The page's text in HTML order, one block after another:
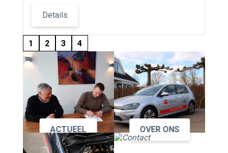
Details
1 2 3 4
ACTUEEL OVER ONS